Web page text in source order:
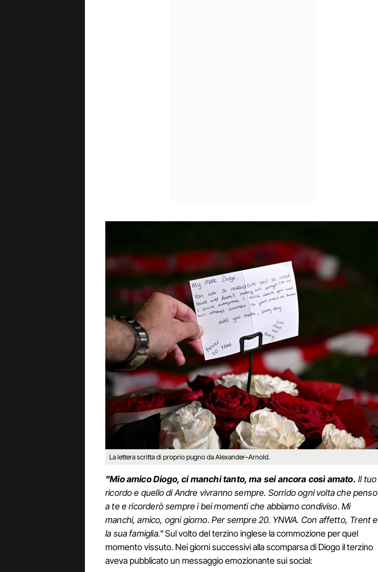
La lettera scritta di proprio pugno da Alexander–Arnold.
"Mio amico Diogo, ci manchi tanto, ma sei ancora così amato. Il tuo
ricordo e quello di Andre vivranno sempre. Sorrido ogni volta che penso
a te e ricorderò sempre i bei momenti che abbiamo condiviso. Mi
manchi, amico, ogni giorno. Per sempre 20. YNWA. Con affetto, Trent e
la sua famiglia."Sul volto del terzino inglese la commozione per quel
momento vissuto. Nei giorni successivi alla scomparsa di Diogo il terzino
aveva pubblicato un messaggio emozionante sui social: